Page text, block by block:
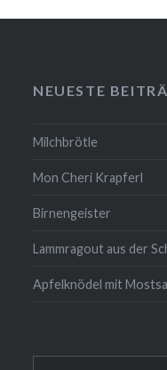
NEUESTE
Milchbrötle
Mon Cheri Krapferl
Birnengeister
Lammragout aus der
Apfelknödel mit